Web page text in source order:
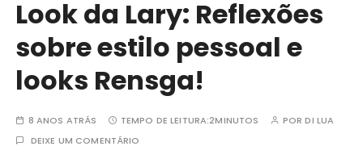
Look da Lary: Reflexões
sobre estilo pessoal e
looks Rensga!
8 ANOS ATRÁS TEMPO DE LEITURA:2MINUTOS PORDI LUA
DEIXE UM COMENTÁRIO